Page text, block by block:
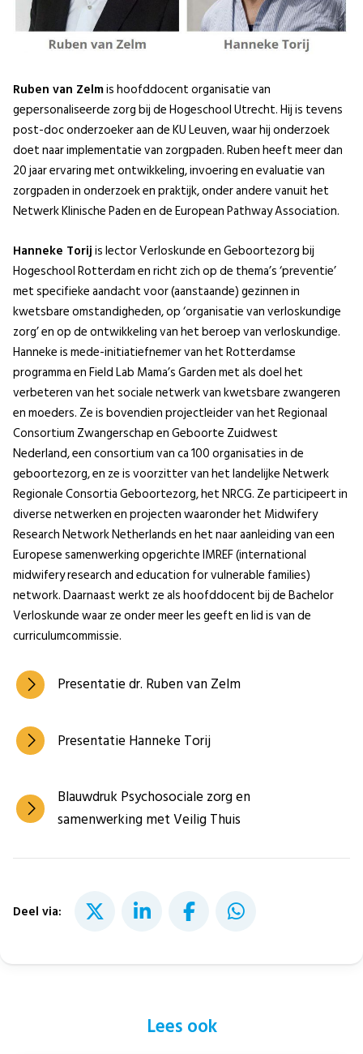
Ruben van Zelmis hoofddocent organisatie van
gepersonaliseerde zorg bij de Hogeschool Utrecht. Hij is tevens
post-doc onderzoeker aan de KU Leuven, waar hij onderzoek
doet naar implementatie van zorgpaden. Ruben heeft meer dan
20 jaar ervaring met ontwikkeling, invoering en evaluatie van
zorgpaden in onderzoek en praktijk, onder andere vanuit het
Netwerk Klinische Paden en de European Pathway Association.
Hanneke Torijis lector Verloskunde en Geboortezorg bij
Hogeschool Rotterdam en richt zich op de thema’s ‘preventie’
met specifieke aandacht voor (aanstaande) gezinnen in
kwetsbare omstandigheden, op ‘organisatie van verloskundige
zorg’ en op de ontwikkeling van het beroep van verloskundige.
Hanneke is mede-initiatiefnemer van het Rotterdamse
programma en Field Lab Mama’s Garden met als doel het
verbeteren van het sociale netwerk van kwetsbare zwangeren
en moeders. Ze is bovendien projectleider van het Regionaal
Consortium Zwangerschap en Geboorte Zuidwest
Nederland, een consortium van ca 100 organisaties in de
geboortezorg, en ze is voorzitter van het landelijke Netwerk
Regionale Consortia Geboortezorg, het NRCG. Ze participeert in
diverse netwerken en projecten waaronder het Midwifery
Research Network Netherlands en het naar aanleiding van een
Europese samenwerking opgerichte IMREF (international
midwifery research and education for vulnerable families)
network. Daarnaast werkt ze als hoofddocent bij de Bachelor
Verloskunde waar ze onder meer les geeft en lid is van de
curriculumcommissie.
Presentatie dr. Ruben van Zelm
Presentatie Hanneke Torij
Blauwdruk Psychosociale zorg en
samenwerking met Veilig Thuis
Deel via:
Lees ook